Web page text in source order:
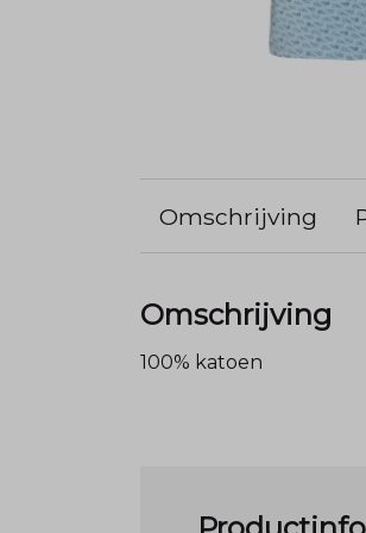
Omschrijving
Omschrijving
100% katoen